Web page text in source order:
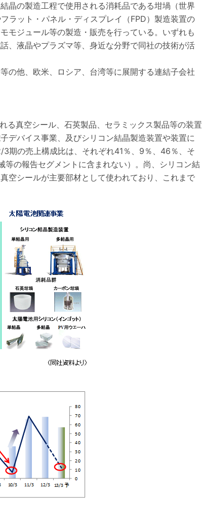
晶の製造工程で使用される消耗品である坩堝（世界
ラット・パネル・ディスプレイ（FPD）製造装置の
モジュール等の製造・販売を行っている。いずれも
、液晶やプラズマ等、身近な分野で同社の技術が活
の他、欧米、ロシア、台湾等に展開する連結子会社
る真空シール、石英製品、セラミックス製品等の装置
デバイス事業、及びシリコン結晶製造装置や装置に
期の売上構成比は、それぞれ41％、9％、46％、そ
の報告セグメントに含まれない）。尚、シリコン結
空シールが主要部材として使われており、これまで